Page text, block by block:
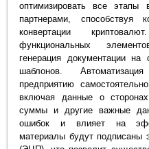
оптимизировать все этапы
партнерами, способствуя
конвертации
функциональных
генерация документации на
шаблонов.
предприятию
включая данные о
суммы и другие важные
ошибок и влияет на
материалы будут подписаны